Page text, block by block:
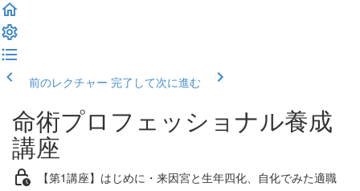
前のレクチャー 完了して次に進む
命術プロフェッショナル養成
講座
【第1講座】はじめに・来因宮と生年四化、自化でみた適職